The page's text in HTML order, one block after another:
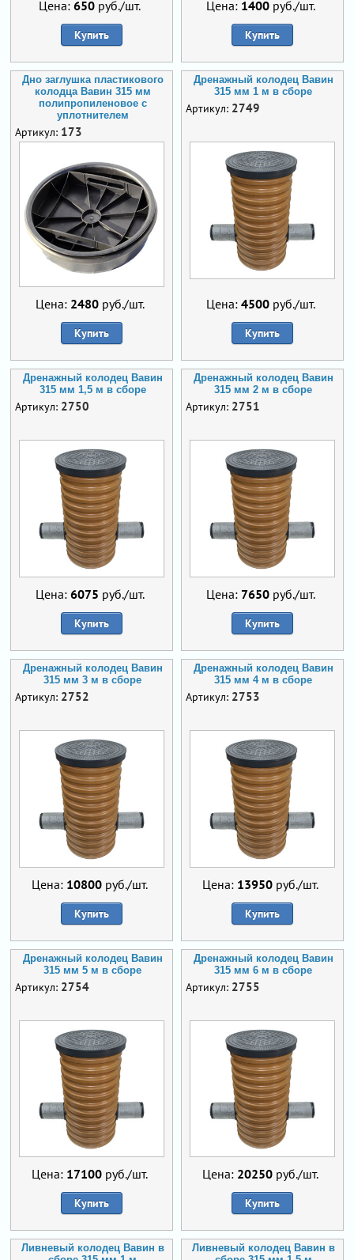
Цена: 650 руб./шт.
Купить
Цена: 1400руб./шт.
Купить
Дно заглушка пластикового
колодца Вавин 315 мм
полипропиленовое с
уплотнителем
Артикул: 173
Цена: 2480руб./шт.
Купить
Дренажный колодец Вавин
315 мм 1 м в сборе
Артикул: 2749
Цена: 4500руб./шт.
Купить
Дренажный колодец Вавин
315 мм 1,5 м в сборе
Артикул: 2750
Цена: 6075 руб./шт.
Купить
Дренажный колодец Вавин
315 мм 2 м в сборе
Артикул: 2751
Цена: 7650руб./шт.
Купить
Дренажный колодец Вавин
315 мм 3 м в сборе
Артикул: 2752
Цена: 10800 руб./шт.
Купить
Дренажный колодец Вавин
315 мм 4 м в сборе
Артикул: 2753
Цена: 13950 руб./шт.
Купить
Дренажный колодец Вавин
315 мм 5 м в сборе
Артикул: 2754
Цена: 17100 руб./шт.
Купить
Дренажный колодец Вавин
315 мм 6 м в сборе
Артикул: 2755
Цена: 20250 руб./шт.
Купить
Ливневый колодец Вавин в
Ливневый колодец Вавин в